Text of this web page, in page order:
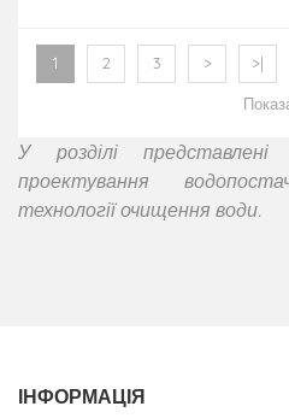
1 2 3 > >|
У розділі
проектування
технології очищення води.
ІНФОРМАЦІЯ